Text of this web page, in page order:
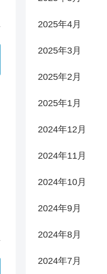
2025年4月
2025年3月
2025年2月
2025年1月
2024年12月
2024年11月
2024年10月
2024年9月
2024年8月
2024年7月